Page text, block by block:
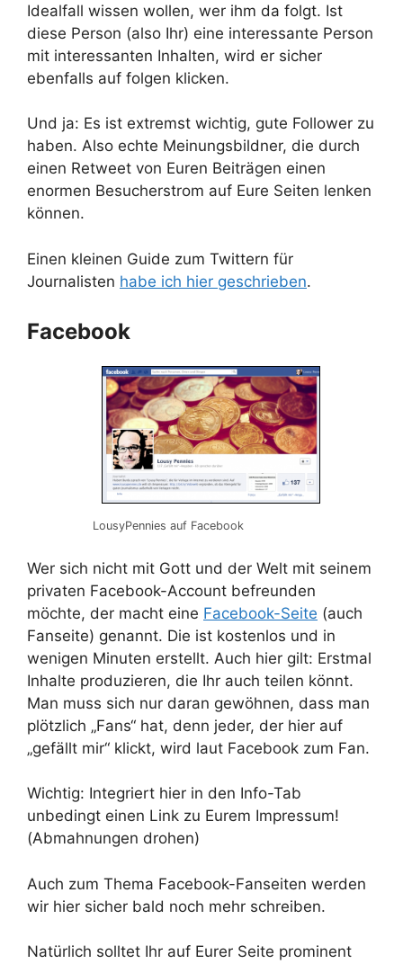
Idealfall wissen wollen, wer ihm da folgt. Ist
diese Person (also Ihr) eine interessante Person
mit interessanten Inhalten, wird er sicher
ebenfalls auf folgen klicken.
Und ja: Es ist extremst wichtig, gute Follower zu
haben. Also echte Meinungsbildner, die durch
einen Retweet von Euren Beiträgen einen
enormen Besucherstrom auf Eure Seiten lenken
können.
Einen kleinen Guide zum Twittern für
Journalisten habe ich hier geschrieben.
Facebook
LousyPennies auf Facebook
Wer sich nicht mit Gott und der Welt mit seinem
privaten Facebook-Account befreunden
möchte, der macht eine Facebook-Seite (auch
Fanseite) genannt. Die ist kostenlos und in
wenigen Minuten erstellt. Auch hier gilt: Erstmal
Inhalte produzieren, die Ihr auch teilen könnt.
Man muss sich nur daran gewöhnen, dass man
plötzlich „Fans“ hat, denn jeder, der hier auf
„gefällt mir“ klickt, wird laut Facebook zum Fan.
Wichtig: Integriert hier in den Info-Tab
unbedingt einen Link zu Eurem Impressum!
(Abmahnungen drohen)
Auch zum Thema Facebook-Fanseiten werden
wir hier sicher bald noch mehr schreiben.
Natürlich solltet Ihr auf Eurer Seite prominent